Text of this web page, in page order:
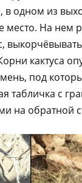
в одном из
место. На нем
кактуса
под
табличка с
на обратной